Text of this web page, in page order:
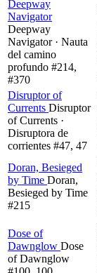
Deepway
Navigator
Deepway
Navigator · Nauta
del camino
profundo #214,
#370
Disruptor of
Currents Disruptor
of Currents ·
Disruptora de
corrientes #47, 47
Doran, Besieged
by Time Doran,
Besieged by Time
#215
Dose of
Dawnglow Dose
of Dawnglow